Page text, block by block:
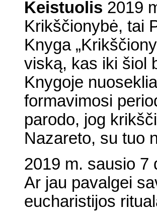
Keistuolis 2019
Krikščionybė, tai
Knyga
viską, kas iki šiol
Knygoje
formavimosi
parodo, jog
Nazareto, su tuo
2019 m. sausio 7
Ar jau pavalgei
eucharistijos